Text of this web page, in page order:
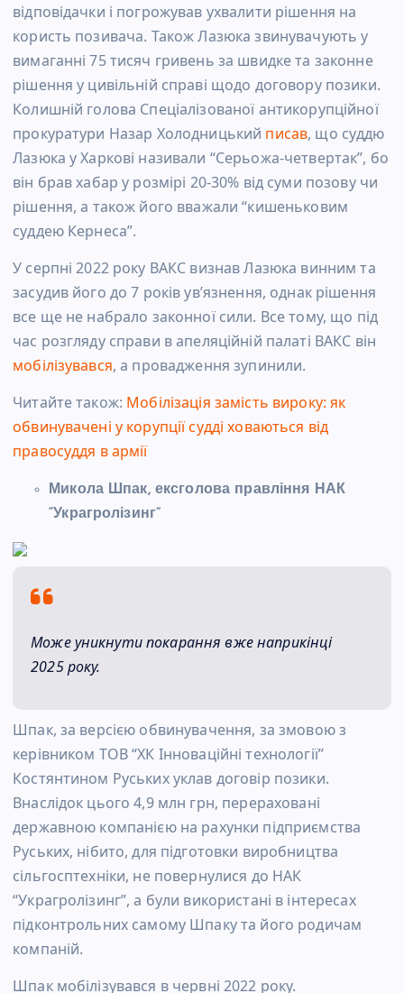
відповідачки і погрожував ухвалити рішення на
користь позивача. Також Лазюка звинувачують у
вимаганні 75 тисяч гривень за швидке та законне
рішення у цивільній справі щодо договору позики.
Колишній голова Спеціалізованої антикорупційної
прокуратури Назар Холодницький писав, що суддю
Лазюка у Харкові називали “Серьожа-четвертак”, бо
він брав хабар у розмірі 20-30% від суми позову чи
рішення, а також його вважали “кишеньковим
суддею Кернеса”.
У серпні 2022 року ВАКС визнав Лазюка винним та
засудив його до 7 років увʼязнення, однак рішення
все ще не набрало законної сили. Все тому, що під
час розгляду справи в апеляційній палаті ВАКС він
мобілізувався, а провадження зупинили.
Читайте також: Мобілізація замість вироку: як
обвинувачені у корупції судді ховаються від
правосуддя в армії
Микола Шпак, ексголова правління НАК
“Украгролізинг”
Може уникнути покарання вже наприкінці
2025 року.
Шпак, за версією обвинувачення, за змовою з
керівником ТОВ “ХК Інноваційні технології”
Костянтином Руських уклав договір позики.
Внаслідок цього 4,9 млн грн, перераховані
державною компанією на рахунки підприємства
Руських, нібито, для підготовки виробництва
сільгосптехніки, не повернулися до НАК
“Украгролізинг”, а були використані в інтересах
підконтрольних самому Шпаку та його родичам
компаній.
Шпак мобілізувався в червні 2022 року.